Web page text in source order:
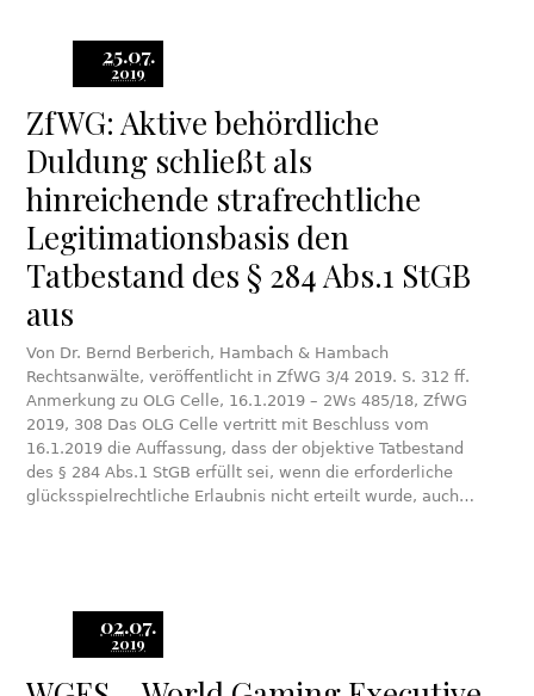
25.07.
2019
ZfWG: Aktive behördliche
Duldung schließt als
hinreichende strafrechtliche
Legitimationsbasis den
Tatbestand des § 284 Abs.1 StGB
aus
Von Dr. Bernd Berberich, Hambach & Hambach
Rechtsanwälte, veröffentlicht in ZfWG 3/4 2019. S. 312 ff.
Anmerkung zu OLG Celle, 16.1.2019 – 2Ws 485/18, ZfWG
2019, 308 Das OLG Celle vertritt mit Beschluss vom
16.1.2019 die Auffassung, dass der objektive Tatbestand
des § 284 Abs.1 StGB erfüllt sei, wenn die erforderliche
glücksspielrechtliche Erlaubnis nicht erteilt wurde, auch…
02.07.
2019